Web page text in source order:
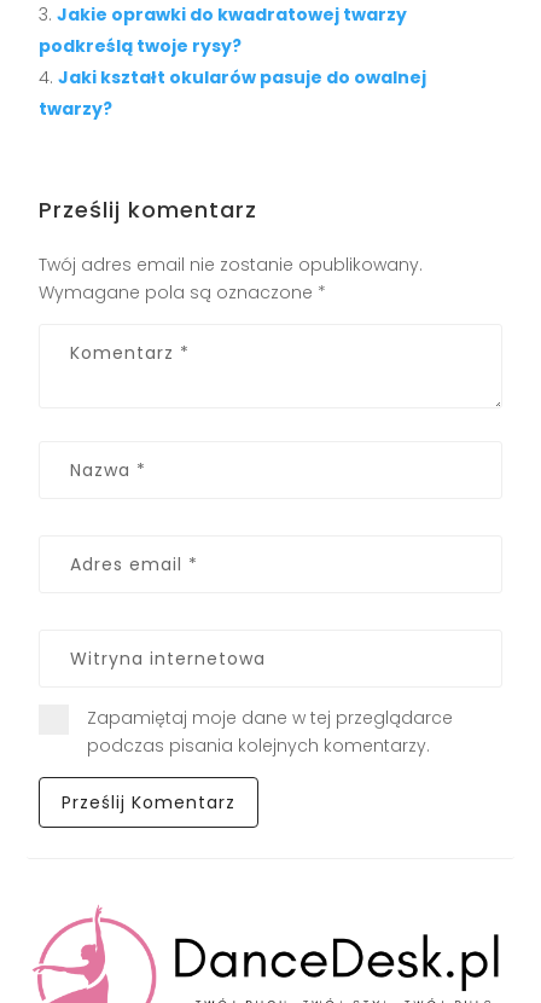
Jakie oprawki do kwadratowej twarzy
podkreślą twoje rysy?
Jaki kształt okularów pasuje do owalnej
twarzy?
Prześlij komentarz
Twój adres email nie zostanie opublikowany.
Wymagane pola są oznaczone *
Zapamiętaj moje dane w tej przeglądarce
podczas pisania kolejnych komentarzy.